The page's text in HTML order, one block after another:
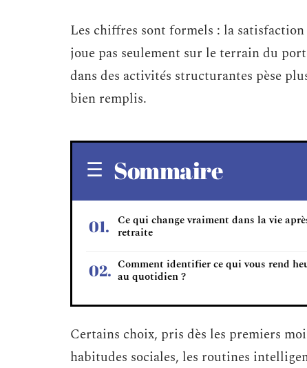
Les chiffres sont formels : la
joue pas seulement sur le terrain du
dans des activités structurantes pèse
bien remplis.
Sommaire
Ce qui change vraiment dans la vie
retraite
Comment identifier ce qui vous rend
au quotidien ?
Certains choix, pris dès les premiers
habitudes sociales, les routines